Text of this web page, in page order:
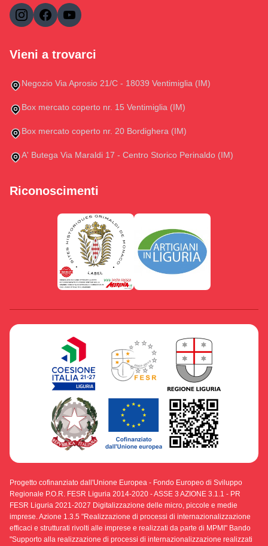
Vieni a trovarci
Negozio Via Aprosio 21/C - 18039 Ventimiglia (IM)
Box mercato coperto nr. 15 Ventimiglia (IM)
Box mercato coperto nr. 20 Bordighera (IM)
A' Butega Via Maraldi 17 - Centro Storico Perinaldo (IM)
Riconoscimenti
Progetto cofinanziato dall'Unione Europea - Fondo Europeo di Sviluppo
Regionale P.O.R. FESR Liguria 2014-2020 - ASSE 3 AZIONE 3.1.1 - PR
FESR Liguria 2021-2027 Digitalizzazione delle micro, piccole e medie
imprese. Azione 1.3.5 "Realizzazione di processi di internazionalizzazione
efficaci e strutturati rivolti alle imprese e realizzati da parte di MPMI" Bando
"Supporto alla realizzazione di processi di internazionalizzazione realizzati